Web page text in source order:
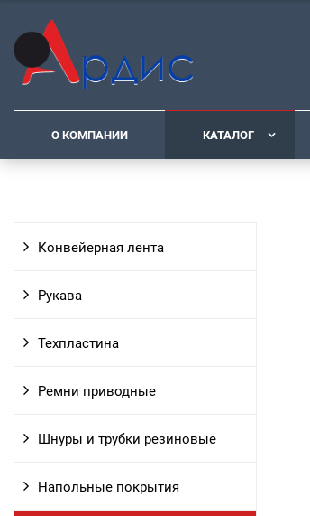
О КОМПАНИИ КАТАЛОГ
Конвейерная лента
Рукава
Техпластина
Ремни приводные
Шнуры и трубки резиновые
Напольные покрытия